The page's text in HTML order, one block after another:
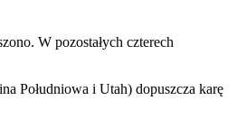
W pozostałych czterech
Południowa i Utah) dopuszcza karę